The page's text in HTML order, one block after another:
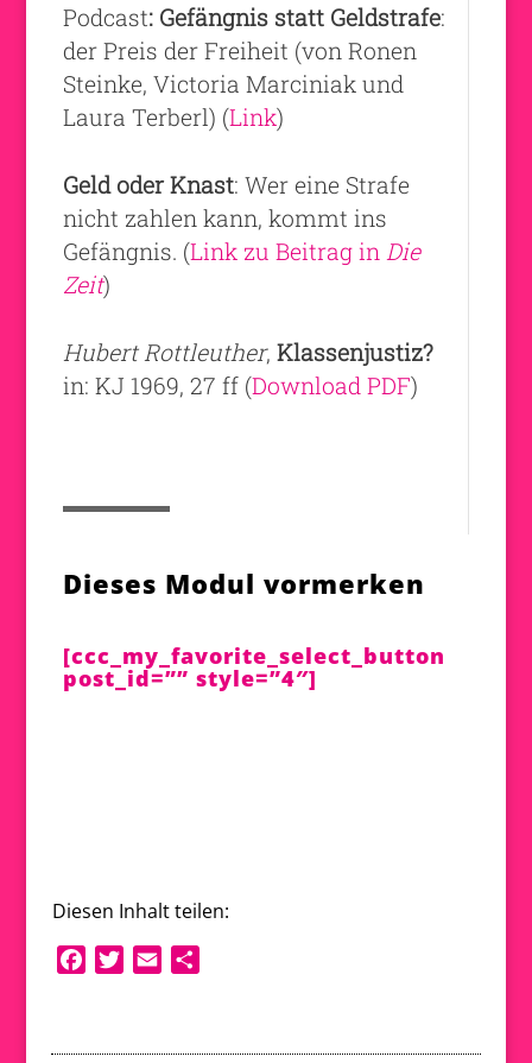
Podcast: Gefängnis statt Geldstrafe:
der Preis der Freiheit (von Ronen
Steinke, Victoria Marciniak und
Laura Terberl) (Link)
Geld oder Knast: Wer eine Strafe
nicht zahlen kann, kommt ins
Gefängnis. (Link zu Beitrag in Die
Zeit)
Hubert Rottleuther, Klassenjustiz?
in: KJ 1969, 27 ff (Download PDF)
Dieses Modul vormerken
[ccc_my_favorite_select_button
post_id=”” style=”4″]
Diesen Inhalt teilen: